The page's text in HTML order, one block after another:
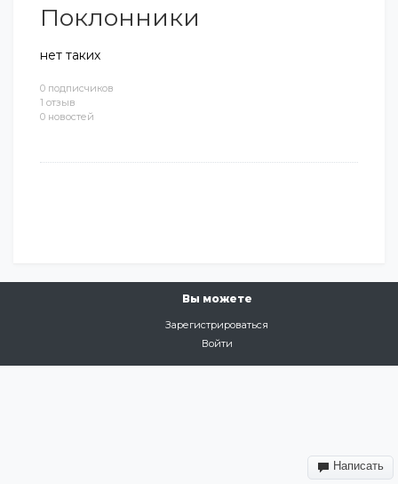
0 подписчиков
1 отзыв
0 новостей
Поклонники
нет таких
Вы можете
Зарегистрироваться
Войти
Написать